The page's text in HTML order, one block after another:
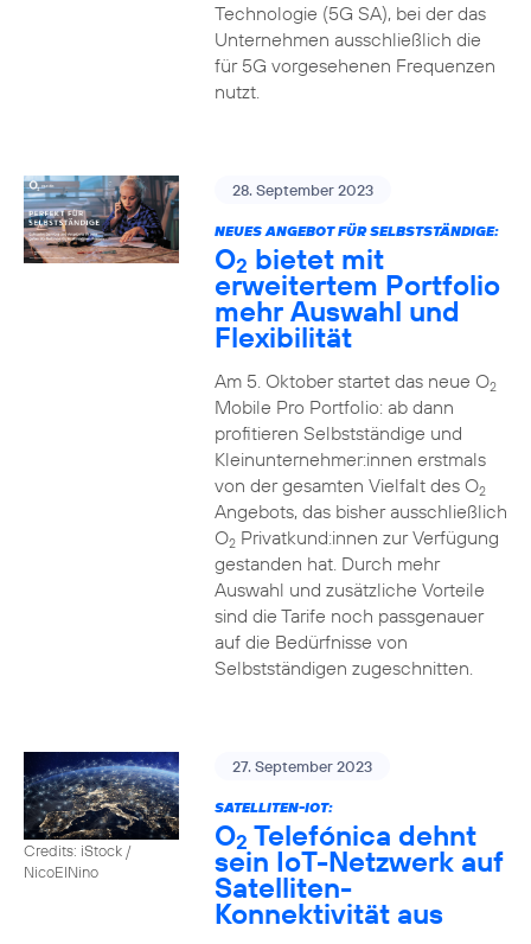
Technologie (5G SA), bei der das
Unternehmen ausschließlich die
für 5G vorgesehenen Frequenzen
nutzt.
28. September 2023
NEUES ANGEBOT FÜR SELBSTSTÄNDIGE:
O2 bietet mit
erweitertem Portfolio
mehr Auswahl und
Flexibilität
Am 5. Oktober startet das neue O2
Mobile Pro Portfolio: ab dann
profitieren Selbstständige und
Kleinunternehmer:innen erstmals
von der gesamten Vielfalt des O2
Angebots, das bisher ausschließlich
O2Privatkund:innen zur Verfügung
gestanden hat. Durch mehr
Auswahl und zusätzliche Vorteile
sind die Tarife noch passgenauer
auf die Bedürfnisse von
Selbstständigen zugeschnitten.
Credits: iStock /
NicoElNino
27. September 2023
SATELLITEN-IOT:
O2 Telefónica dehnt
sein IoT-Netzwerk auf
Satelliten-
Konnektivität aus